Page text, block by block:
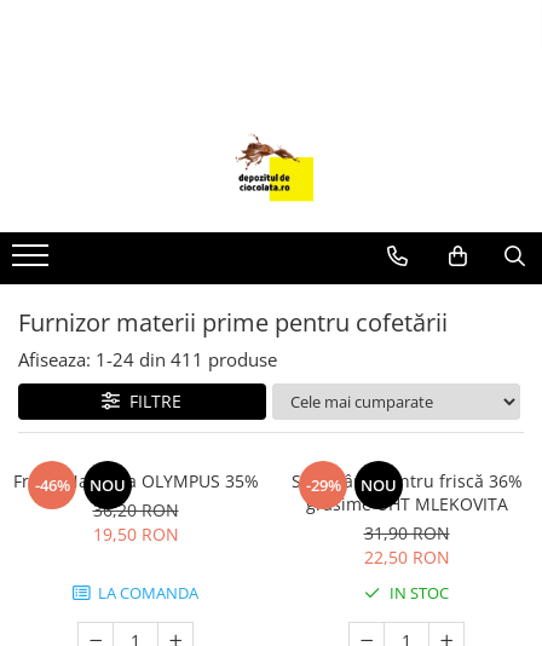
GLAZURI, UMPLUTURI, CREME
USTENSILE SI FORME SILICON
PASTA DE ZAHAR
AMBALAJE
DIVERSE
FRISCA, UNT, LAPTE CONDENSAT
COJI TARTE
AROME
Furnizor materii prime pentru cofetării
Afiseaza: 1-24 din 411 produse
FILTRE
-46% NOU
Frisca Naturala OLYMPUS 35%
36,20 RON
19,50 RON
LA COMANDA
-29% NOU
Smântână pentru friscă 36%
grăsime UHT MLEKOVITA
31,90 RON
22,50 RON
IN STOC